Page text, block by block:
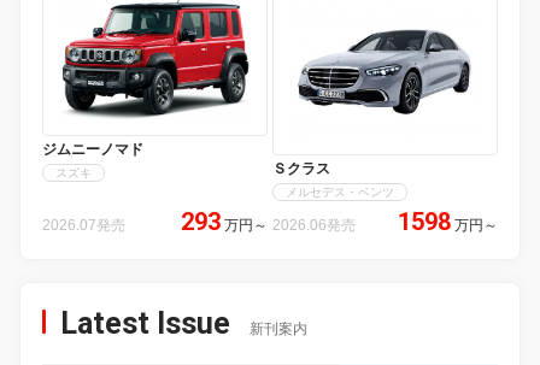
ジムニーノマド
スズキ
2026.07発売 293 万円 ～
Ｓクラス
メルセデス・ベンツ
2026.06発売 1598 万円 ～
Latest Issue 新刊案内